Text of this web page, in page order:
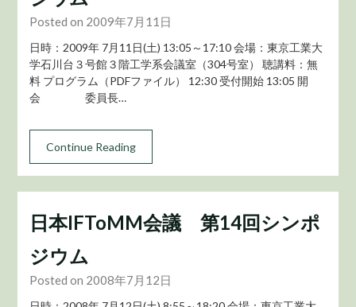
Posted on 2009年7月11日
日時：2009年 7月11日(土) 13:05～17:10 会場：東京工業大
学石川台３号館３階工学系会議室（304号室） 聴講料：無
料 プログラム（PDFファイル） 12:30 受付開始 13:05 開
会 委員長…
Continue Reading
日本IFToMM会議 第14回シンポ
ジウム
Posted on 2008年7月12日